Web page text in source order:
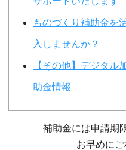
ものづくり補助金を
入しませんか？
【その他】デジタル
助金情報
補助金には申請期
お早めにご